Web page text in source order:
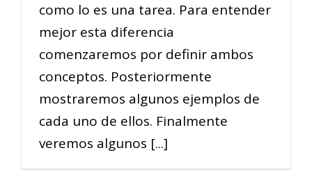
como lo es una tarea. Para entender
mejor esta diferencia
comenzaremos por definir ambos
conceptos. Posteriormente
mostraremos algunos ejemplos de
cada uno de ellos. Finalmente
veremos algunos [...]